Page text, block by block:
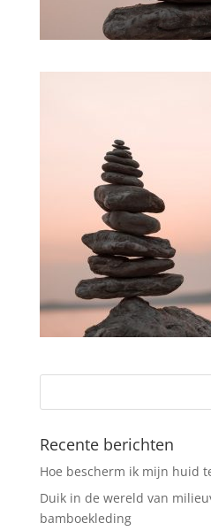
Recente berichten
Hoe bescherm ik mijn huid
Duik in de wereld van
bamboekleding